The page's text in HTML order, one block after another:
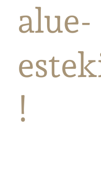
alue-
!